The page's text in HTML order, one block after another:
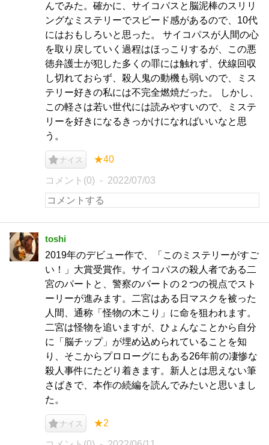
んでみた。確かに、サイコパスと脳泥棒のスリリ
ングなミステリーでスピード感があるので、10代
にはおもしろいと思った。 サイコパスが人間の心
を取り戻していく過程はほっこりするが、この悪
徳弁護士が犯した多くの罪には触れず、伏線回収
し切れておらず、殺人鬼の動機も弱いので、ミス
テリー好きの私には不完全燃焼だった。 しかし、
この軽さは若い世代には読みやすいので、ミステ
リーを好きになるきっかけになればいいなと思
う。
ナイス ★40
コメント(0) 2022/07/03
toshi
2019年のデビュー作で、「このミステリーがすご
い！」大賞受賞作。サイコパスの殺人者である二
宮のパートと、警察のパートの２つの視点でスト
ーリーが進みます。二宮はある日マスクを被った
人間、通称「怪物の木こり」に命を狙われます。
二宮は怪物を追いますが、ひょんなことから自分
に「脳チップ」が埋め込められていることを知
り、そこからプロローグにもある26年前の凄惨な
殺人事件にたどり着きます。新人とは思えない筆
さばきで、本作の続編を読んでみたいと思いまし
た。
ナイス ★2